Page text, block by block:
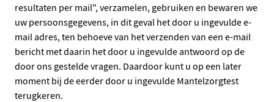
resultaten per mail", verzamelen, gebruiken en bewaren we
uw persoonsgegevens, in dit geval het door u ingevulde e-
mail adres, ten behoeve van het verzenden van een e-mail
bericht met daarin het door u ingevulde antwoord op de
door ons gestelde vragen. Daardoor kunt u op een later
moment bij de eerder door u ingevulde Mantelzorgtest
terugkeren.